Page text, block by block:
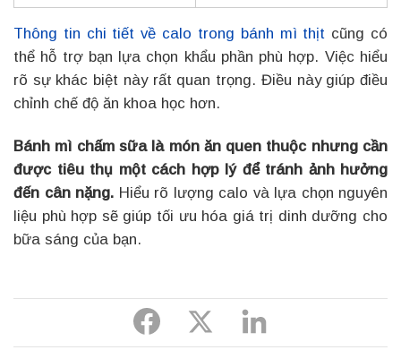
Thông tin chi tiết về calo trong bánh mì thịt cũng có
thể hỗ trợ bạn lựa chọn khẩu phần phù hợp. Việc hiểu
rõ sự khác biệt này rất quan trọng. Điều này giúp điều
chỉnh chế độ ăn khoa học hơn.
Bánh mì chấm sữa là món ăn quen thuộc nhưng cần
được tiêu thụ một cách hợp lý để tránh ảnh hưởng
đến cân nặng. Hiểu rõ lượng calo và lựa chọn nguyên
liệu phù hợp sẽ giúp tối ưu hóa giá trị dinh dưỡng cho
bữa sáng của bạn.
Share
Share
Share